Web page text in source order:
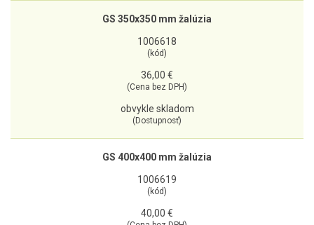
GS 350x350 mm žalúzia
1006618
(kód)
36,00 €
(Cena bez DPH)
obvykle skladom
(Dostupnosť)
GS 400x400 mm žalúzia
1006619
(kód)
40,00 €